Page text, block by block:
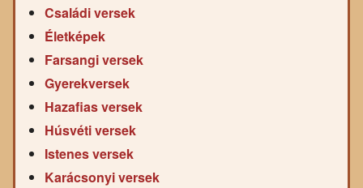
Családi versek
Életképek
Farsangi versek
Gyerekversek
Hazafias versek
Húsvéti versek
Istenes versek
Karácsonyi versek